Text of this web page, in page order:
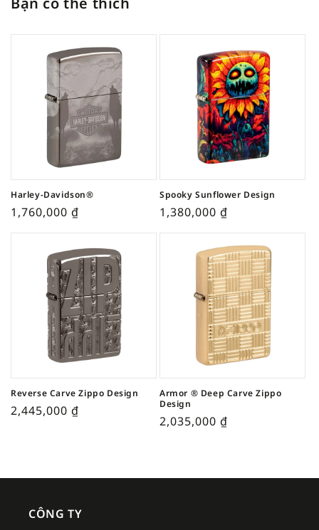
Harley-Davidson®
1,760,000 ₫
Spooky Sunflower Design
1,380,000 ₫
Reverse Carve Zippo Design
2,445,000 ₫
Armor ® Deep Carve Zippo
Design
2,035,000 ₫
CÔNG TY